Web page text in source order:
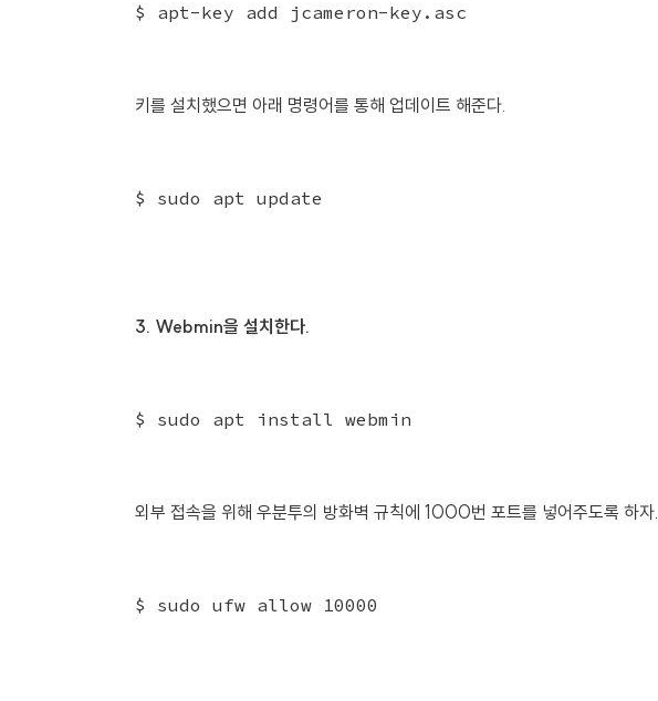
$ apt-key add jcameron-key.asc
키를 설치했으면 아래 명령어를 통해 업데이트 해준다.
$ sudo apt update
3. Webmin을 설치한다.
$ sudo apt install webmin
외부 접속을 위해 우분투의 방화벽 규칙에 1000번 포트를 넣어주도록 하자.
$ sudo ufw allow 10000